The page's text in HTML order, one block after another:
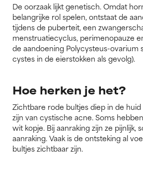
De oorzaak lijkt genetisch. Omdat
belangrijke rol spelen, ontstaat de
tijdens de puberteit, een
menstruatiecyclus, perimenopauze
de aandoening Polycysteus-ovarium
cystes in de eierstokken als gevolg).
Hoe herken je het?
Zichtbare rode bultjes diep in de
zijn van cystische acne. Soms
wit kopje. Bij aanraking zijn ze pijnlijk,
aanraking. Vaak is de ontsteking al
bultjes zichtbaar zijn.